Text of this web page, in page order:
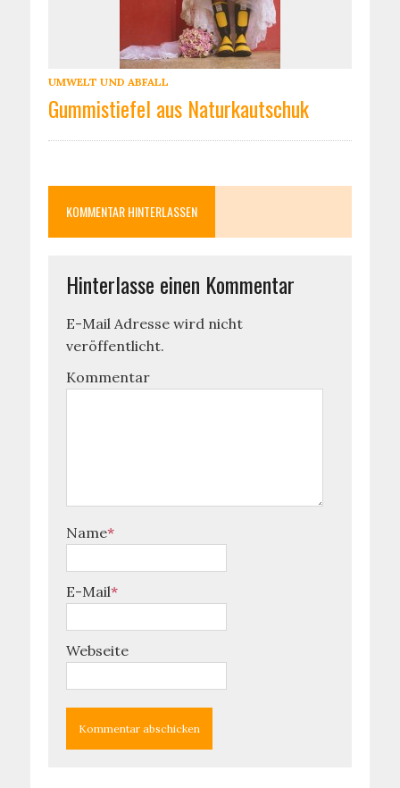
UMWELT UND ABFALL
Gummistiefel aus Naturkautschuk
KOMMENTAR HINTERLASSEN
Hinterlasse einen Kommentar
E-Mail Adresse wird nicht
veröffentlicht.
Kommentar
Name*
E-Mail*
Webseite